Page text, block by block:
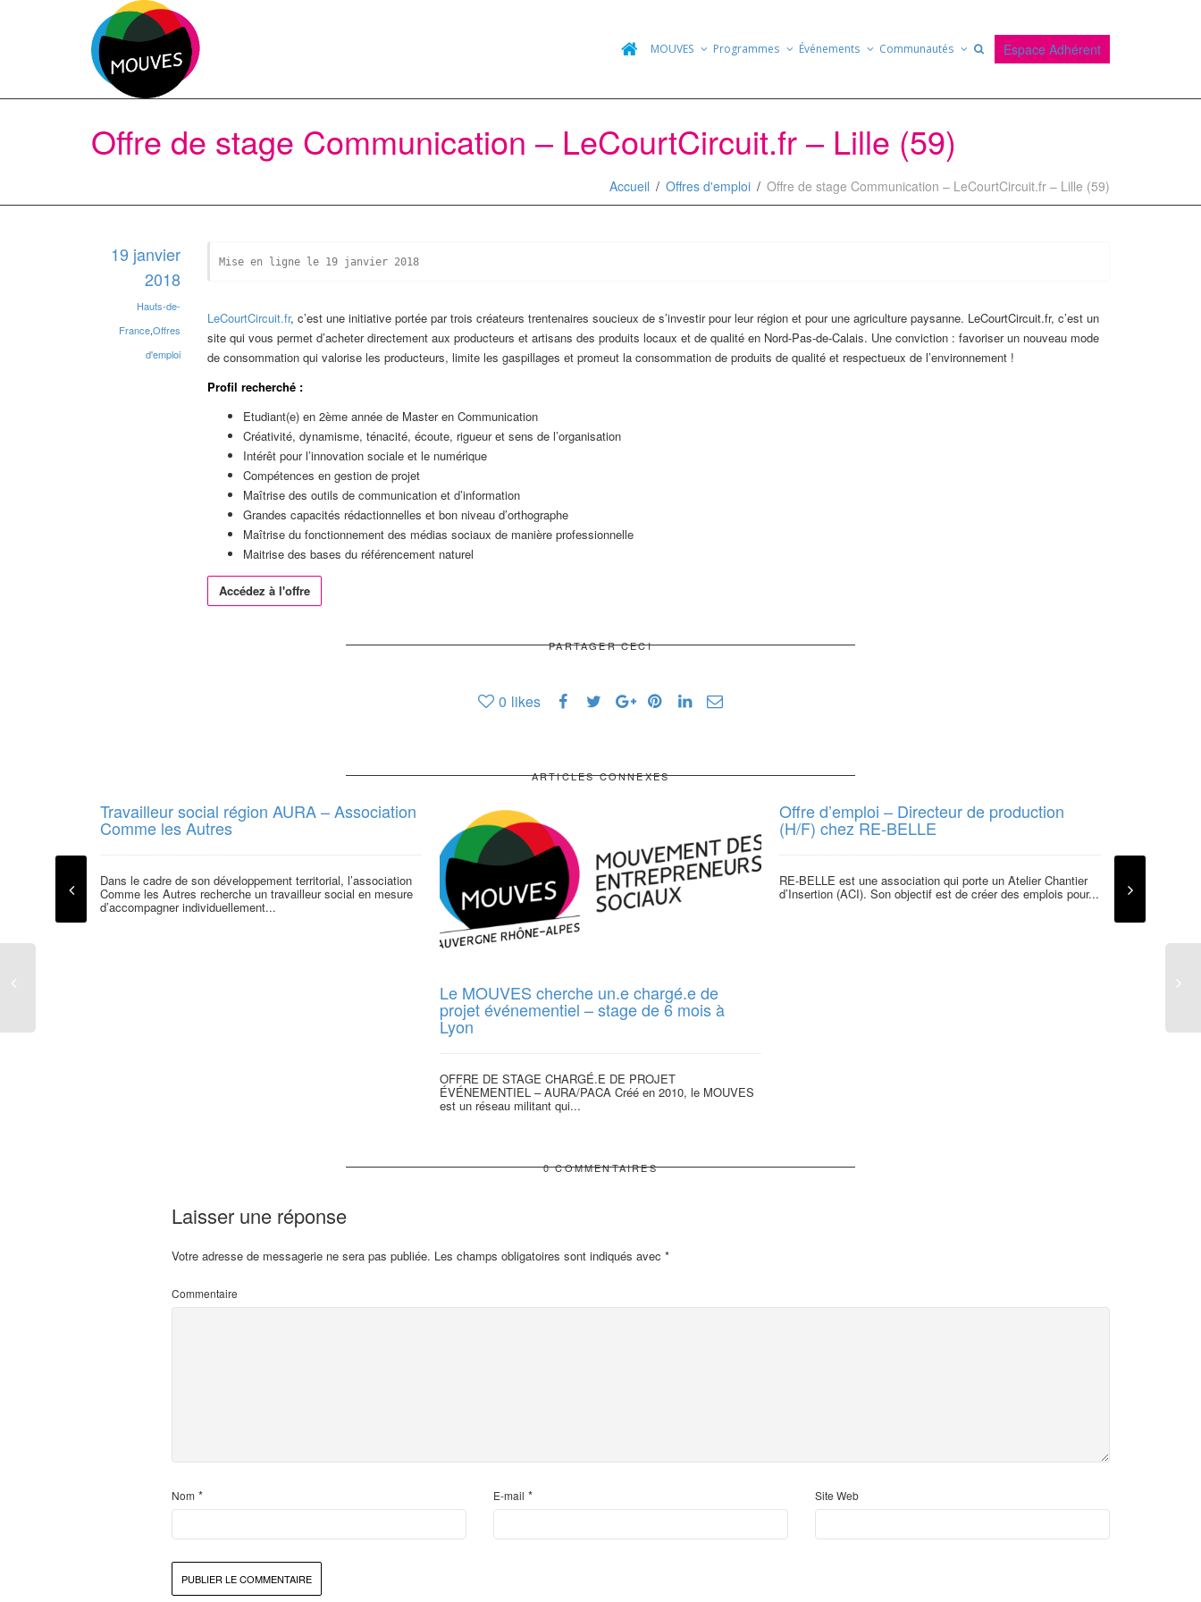
MOUVES Programmes Événements Communautés Espace Adhérent
Offre de stage Communication – LeCourtCircuit.fr – Lille (59)
Accueil Offres d'emploi Offre de stage Communication – LeCourtCircuit.fr – Lille (59)
19 janvier
2018
Hauts-de-
France,Offres
d'emploi
Mise en ligne le 19 janvier 2018
LeCourtCircuit.fr, c’est une initiative portée par trois créateurs trentenaires soucieux de s’investir pour leur région et pour une agriculture paysanne. LeCourtCircuit.fr, c’est un
site qui vous permet d’acheter directement aux producteurs et artisans des produits locaux et de qualité en Nord-Pas-de-Calais. Une conviction : favoriser un nouveau mode
de consommation qui valorise les producteurs, limite les gaspillages et promeut la consommation de produits de qualité et respectueux de l’environnement !
Profil recherché :
Etudiant(e) en 2ème année de Master en Communication
Créativité, dynamisme, ténacité, écoute, rigueur et sens de l’organisation
Intérêt pour l’innovation sociale et le numérique
Compétences en gestion de projet
Maîtrise des outils de communication et d’information
Grandes capacités rédactionnelles et bon niveau d’orthographe
Maîtrise du fonctionnement des médias sociaux de manière professionnelle
Maitrise des bases du référencement naturel
Accédez à l'offre
PARTAGER CECI
0 likes
ARTICLES CONNEXES
Travailleur social région AURA – Association
Comme les Autres
Dans le cadre de son développement territorial, l’association
Comme les Autres recherche un travailleur social en mesure
d’accompagner individuellement...
Le MOUVES cherche un.e chargé.e de
projet événementiel – stage de 6 mois à
Lyon
OFFRE DE STAGE CHARGÉ.E DE PROJET
ÉVÉNEMENTIEL – AURA/PACA Créé en 2010, le MOUVES
est un réseau militant qui...
Offre d’emploi – Directeur de production
(H/F) chez RE-BELLE
RE-BELLE est une association qui porte un Atelier Chantier
d’Insertion (ACI). Son objectif est de créer des emplois pour...
Soufiane
et de
0 COMMENTAIRES
Laisser une réponse
Votre adresse de messagerie ne sera pas publiée. Les champs obligatoires sont indiqués avec *
Commentaire
Nom * E-mail * Site Web